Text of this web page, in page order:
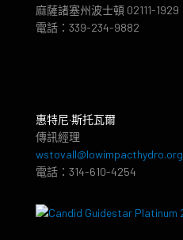
麻薩諸塞州波士頓 02111-1929
電話：339-234-9882
惠特尼·斯托瓦爾
傳訊經理
wstovall@lowimpacthydro.org
電話：314-610-4254